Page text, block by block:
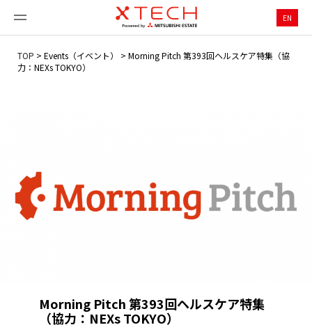
EN
TOP > Events（イベント） > Morning Pitch 第393回ヘルスケア特集（協
力：NEXs TOKYO）
Morning Pitch 第393回ヘルスケア特集
（協力：NEXs TOKYO）